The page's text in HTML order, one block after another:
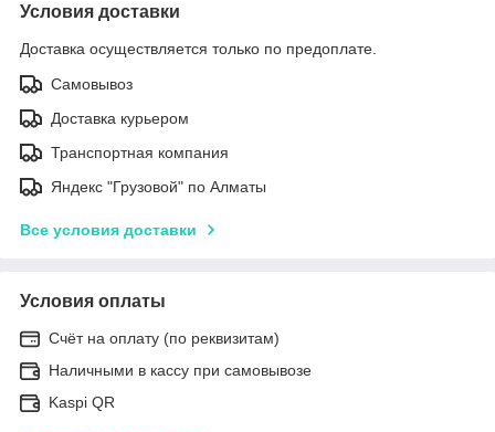
Условия доставки
Доставка осуществляется только по предоплате.
Самовывоз
Доставка курьером
Транспортная компания
Яндекс "Грузовой" по Алматы
Все условия доставки
Условия оплаты
Счёт на оплату (по реквизитам)
Наличными в кассу при самовывозе
Kaspi QR